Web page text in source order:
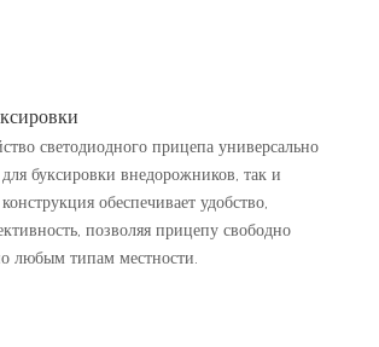
светодиодного прицепа универсально
буксировки внедорожников, так и
обеспечивает удобство,
позволяя прицепу свободно
любым типам местности.